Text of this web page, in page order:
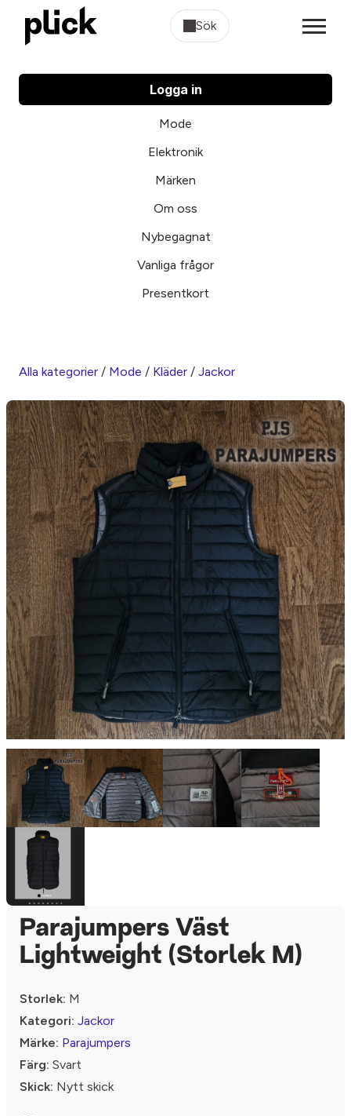
Sök
Logga in
Mode
Elektronik
Märken
Om oss
Nybegagnat
Vanliga frågor
Presentkort
Alla kategorier / Mode / Kläder / Jackor
Parajumpers Väst
Lightweight (Storlek M)
Storlek: M
Kategori: Jackor
Märke: Parajumpers
Färg: Svart
Skick: Nytt skick